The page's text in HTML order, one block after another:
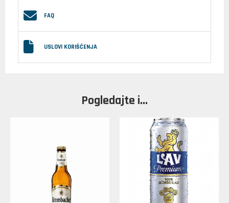
FAQ
USLOVI KORIŠĆENJA
Pogledajte i...